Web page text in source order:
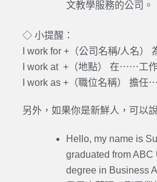
文教學服務的公司。
◇ 小提醒：
I work for +（公司名稱/人名
I work at +（地點） 在⋯⋯工
I work as +（職位名稱） 擔
另外，如果你是新鮮人，可以
Hello, my name is
graduated from ABC
degree in Business